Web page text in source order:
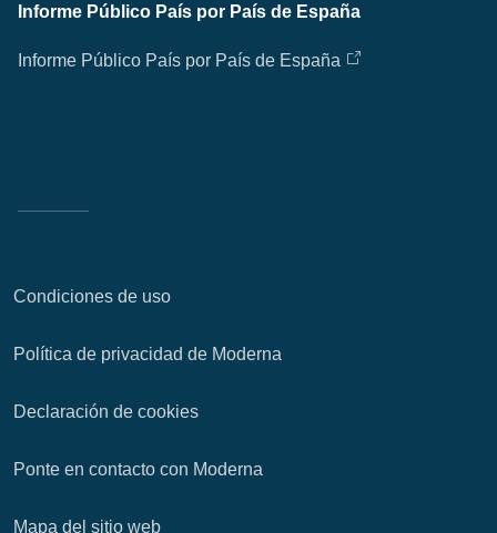
Informe Público País por País de España
Informe Público País por País de España
Condiciones de uso
Política de privacidad de Moderna
Declaración de cookies
Ponte en contacto con Moderna
Mapa del sitio web